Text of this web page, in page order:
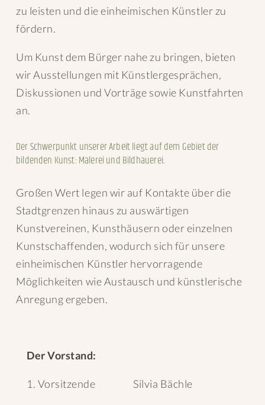
zu leisten und die einheimischen Künstler zu
fördern.
Um Kunst dem Bürger nahe zu bringen, bieten
wir Ausstellungen mit Künstlergesprächen,
Diskussionen und Vorträge sowie Kunstfahrten
an.
Der Schwerpunkt unserer Arbeit liegt auf dem Gebiet der
bildenden Kunst: Malerei und Bildhauerei.
Großen Wert legen wir auf Kontakte über die
Stadtgrenzen hinaus zu auswärtigen
Kunstvereinen, Kunsthäusern oder einzelnen
Kunstschaffenden, wodurch sich für unsere
einheimischen Künstler hervorragende
Möglichkeiten wie Austausch und künstlerische
Anregung ergeben.
Der Vorstand:
1. Vorsitzende Silvia Bächle